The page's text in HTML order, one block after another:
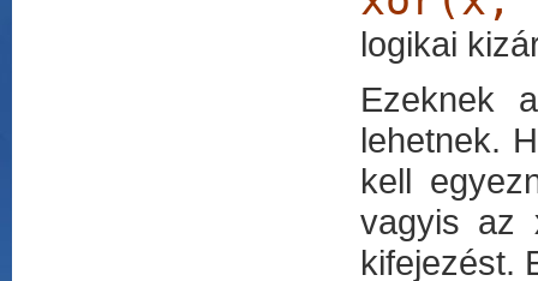
logikai
Ezeknek
lehetnek.
kell
vagyis az
kifejezést.